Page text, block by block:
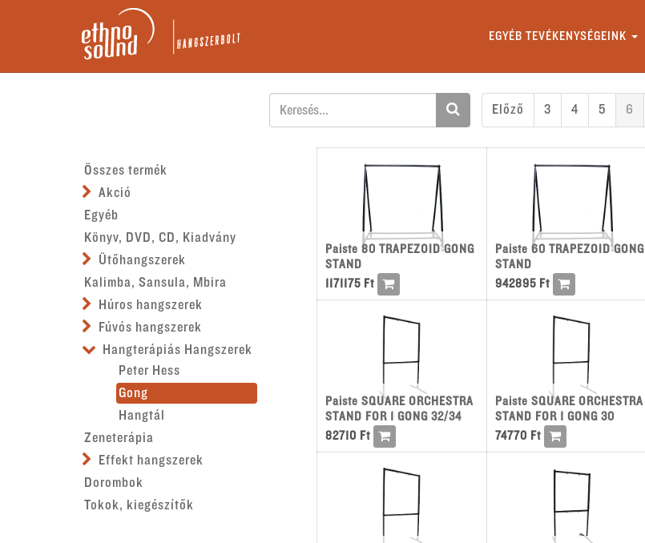
EGYÉB TEVÉKENYSÉGEINK
Előző 3 4 5 6
Összes termék
Akció
Egyéb
Könyv, DVD, CD, Kiadvány
Ütőhangszerek
Kalimba, Sansula, Mbira
Húros hangszerek
Fúvós hangszerek
Hangterápiás Hangszerek
Peter Hess
Gong
Hangtál
Zeneterápia
Effekt hangszerek
Dorombok
Tokok, kiegészítők
Paiste 80 TRAPEZOID GONG
STAND
1171175Ft
Paiste 60 TRAPEZOID GONG
STAND
942895Ft
Paiste SQUARE ORCHESTRA
STAND FOR 1 GONG 32/34
82710 Ft
Paiste SQUARE ORCHESTRA
STAND FOR 1 GONG 30
74770 Ft